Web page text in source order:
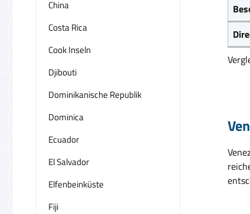
China
Costa Rica
Cook Inseln
Djibouti
Dominikanische Republik
Dominica
Ecuador
El Salvador
Elfenbeinküste
Fiji